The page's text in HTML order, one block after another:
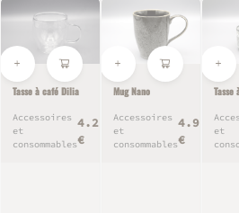
Tasse à café Dilia
Accessoires
et
consommables
4.2
€
Mug Nano
Accessoires
et
consommables
4.9
€
Tasse
et